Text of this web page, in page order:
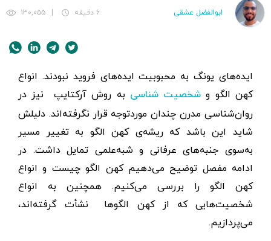
ابوالفضل عشقی ۶ دقیقه ۱۳۰,۰۵۵
ایده‌های یونگ به محبوبیت ایده‌های فروید نبودند. انواع
کهن الگو و شخصیت شناسی به روش آرکتایپ نیز در
روان‌شناسی مدرن چندان موردتوجه قرار نگرفته‌اند. دلیلش
شاید این باشد که ریشه‌ی کهن الگو به تغییر مسیر
به‌سوی جنبه‌های عرفانی و شبه‌علمی تمایل داشت. در
ادامه مفصل توضیح می‌دهیم کهن الگو چیست و انواع
کهن الگو را بررسی می‌کنیم. همچنین به انواع
شخصیت‌هایی که از کهن الگوها نشأت گرفته‌اند،
می‌پردازیم.